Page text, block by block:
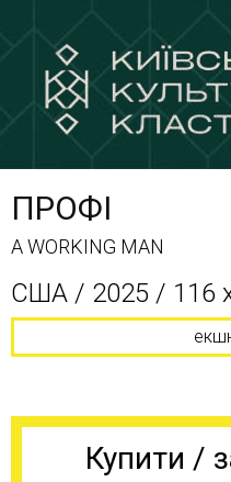
ПРОФІ
A WORKING MAN
США / 2025 / 116
Купити /